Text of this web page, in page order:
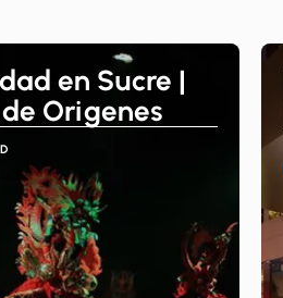
en Sucre |
Origenes